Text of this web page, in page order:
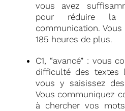
vous avez
pour réduire la
communication.
185 heures de plus.
C1, “avancé” : vous
difficulté des textes
vous y saisissez
Vous communiquez
à chercher vos